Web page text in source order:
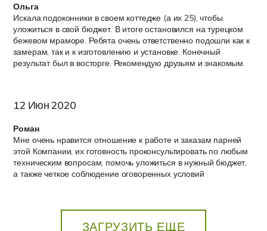
Ольга
Искала подоконники в своем коттедже (а их 25), чтобы
уложиться в свой бюджет. В итоге остановился на турецком
бежевом мраморе. Ребята очень ответственно подошли как к
замерам, так и к изготовлению и установке. Конечный
результат был в восторге. Рекомендую друзьям и знакомым.
12 Июн 2020
Роман
Мне очень нравится отношение к работе и заказам парней
этой Компании, их готовность проконсультировать по любым
техническим вопросам, помочь уложиться в нужный бюджет,
а также четкое соблюдение оговоренных условий
ЗАГРУЗИТЬ ЕЩЕ